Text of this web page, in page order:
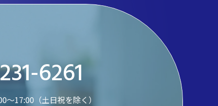
6261
～17:00（土日祝を除く）